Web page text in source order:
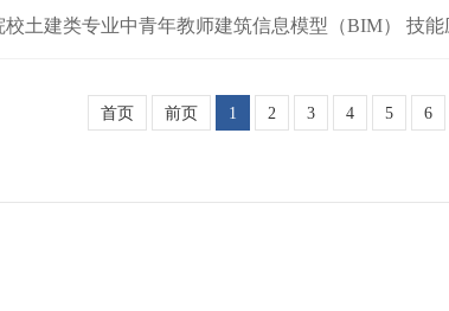
土建类专业中青年教师建筑信息模型（BIM） 技能应
首页 前页 1 2 3 4 5 6